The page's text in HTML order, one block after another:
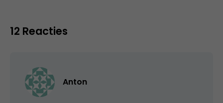
12 Reacties
Anton